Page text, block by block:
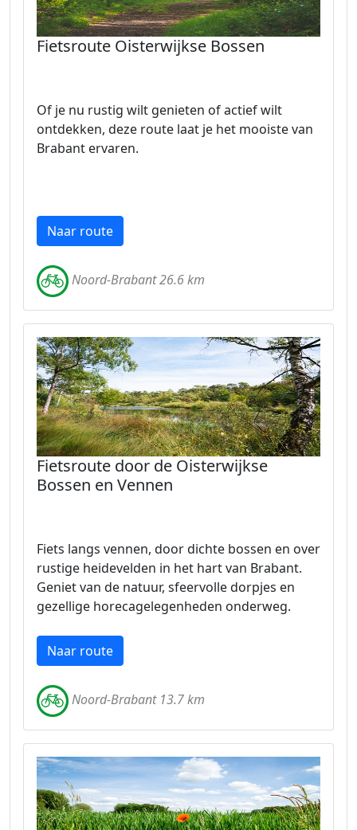
Fietsroute Oisterwijkse Bossen
Of je nu rustig wilt genieten of actief wilt
ontdekken, deze route laat je het mooiste van
Brabant ervaren.
Naar route
Noord-Brabant 26.6 km
Fietsroute door de Oisterwijkse
Bossen en Vennen
Fiets langs vennen, door dichte bossen en over
rustige heidevelden in het hart van Brabant.
Geniet van de natuur, sfeervolle dorpjes en
gezellige horecagelegenheden onderweg.
Naar route
Noord-Brabant 13.7 km